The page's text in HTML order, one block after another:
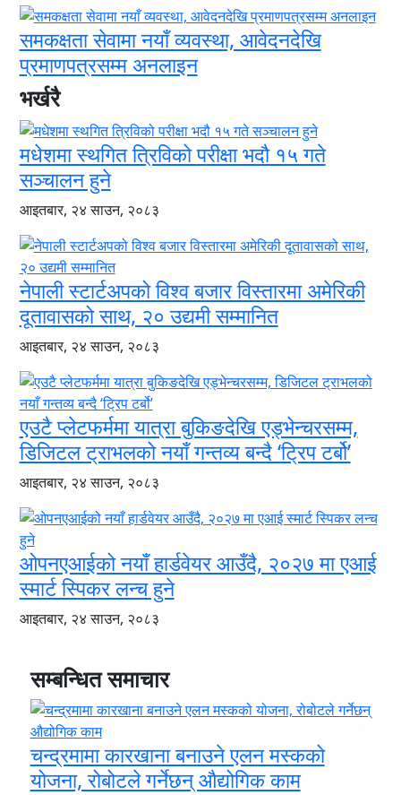
समकक्षता सेवामा नयाँ व्यवस्था, आवेदनदेखि
प्रमाणपत्रसम्म अनलाइन
भर्खरै
मधेशमा स्थगित त्रिविको परीक्षा भदौ १५ गते
सञ्चालन हुने
आइतबार, २४ साउन, २०८३
नेपाली स्टार्टअपको विश्व बजार विस्तारमा अमेरिकी
दूतावासको साथ, २० उद्यमी सम्मानित
आइतबार, २४ साउन, २०८३
एउटै प्लेटफर्ममा यात्रा बुकिङदेखि एड्भेन्चरसम्म,
डिजिटल ट्राभलको नयाँ गन्तव्य बन्दै ‘ट्रिप टर्बो’
आइतबार, २४ साउन, २०८३
ओपनएआईको नयाँ हार्डवेयर आउँदै, २०२७ मा एआई
स्मार्ट स्पिकर लन्च हुने
आइतबार, २४ साउन, २०८३
सम्बन्धित समाचार
चन्द्रमामा कारखाना बनाउने एलन मस्कको
योजना, रोबोटले गर्नेछन् औद्योगिक काम